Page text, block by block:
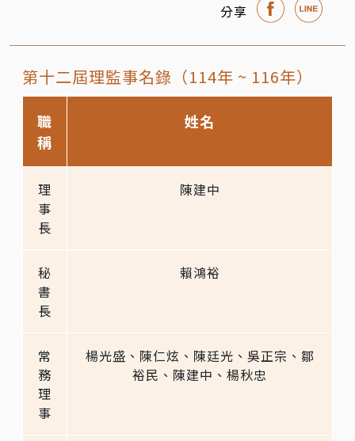
分享
第十二屆理監事名錄（114年 ~ 116年）
職
稱
姓名
理
事
長
陳建中
秘
書
長
賴鴻裕
常
務
理
事
楊光盛、陳仁炫、陳廷光、吳正宗、鄒
裕民、陳建中、楊秋忠